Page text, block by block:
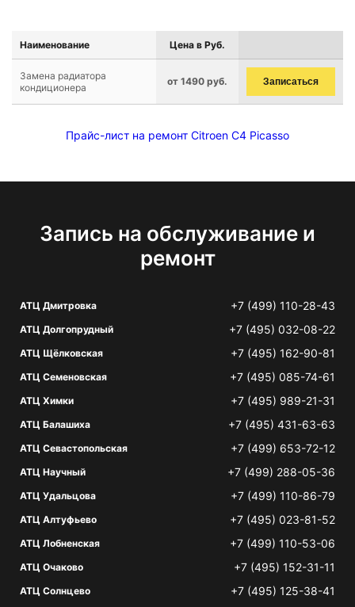
Наименование Цена в Руб.
Замена радиатора
кондиционера
от 1490 руб. Записаться
Прайс-лист на ремонт Citroen C4 Picasso
Запись на обслуживание и
ремонт
АТЦ Дмитровка +7 (499) 110-28-43
АТЦ Долгопрудный +7 (495) 032-08-22
АТЦ Щёлковская +7 (495) 162-90-81
АТЦ Семеновская +7 (495) 085-74-61
АТЦ Химки +7 (495) 989-21-31
АТЦ Балашиха +7 (495) 431-63-63
АТЦ Севастопольская +7 (499) 653-72-12
АТЦ Научный +7 (499) 288-05-36
АТЦ Удальцова +7 (499) 110-86-79
АТЦ Алтуфьево +7 (495) 023-81-52
АТЦ Лобненская +7 (499) 110-53-06
АТЦ Очаково +7 (495) 152-31-11
АТЦ Солнцево +7 (495) 125-38-41